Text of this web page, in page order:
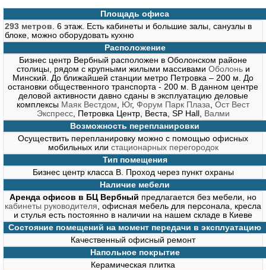
Площадь офиса
293 метров . 6 этаж. Есть кабинеты и большие залы, санузлы в
блоке, можно оборудовать кухню
Расположение
Бизнес центр Вербный расположен в Оболонском районе
столицы, рядом с крупными жилыми массивами Оболоньи
Минский. До ближайшей станции метро Петровка – 200 м. До
остановки общественного транспорта - 200 м. В данном центре
деловой активности давно сданы в эксплуатацию деловые
комплексы Маяк Вестдом Юг, Форум Парк Плаза Ост Вест
Экспресс, Петровка Центр, Веста, SP Hall, Валми
Возможность перепланировки
Осуществить перепланировку можно с помощью офисных
мобильных или стационарных перегородок
Тип помещения
Бизнес центр класса В. Проход через пункт охраны
Наличие мебели
Аренда офисов в БЦ Вербный предлагается без мебели, но
кабинеты руководителя , офисная мебель для персонала, кресла
и стулья есть постоянно в наличии на нашем складе в Киеве
Состояние помещений на момент передачи в эксплуатацию
Качественный офисный ремонт
Напольное покрытие
Керамическая плитка